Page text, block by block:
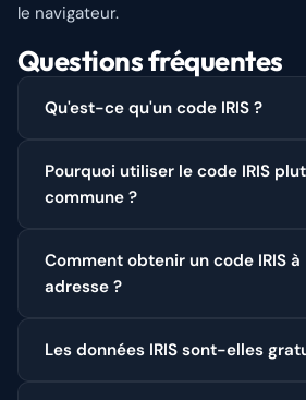
le navigateur.
Questions fréquentes
Qu'est-ce qu'un code IRIS ?
Pourquoi utiliser le code IRIS
commune ?
Comment obtenir un code IRIS
adresse ?
Les données IRIS sont-elles